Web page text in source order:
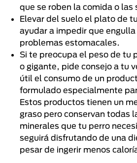
que se roben la comida o las
Elevar del suelo el plato de
ayudar a impedir que
problemas estomacales.
Si te preocupa el peso de tu
o gigante, pide consejo a tu
útil el consumo de un
formulado especialmente
Estos productos tienen un
graso pero conservan todas
minerales que tu perro
seguirá disfrutando de una
pesar de ingerir menos